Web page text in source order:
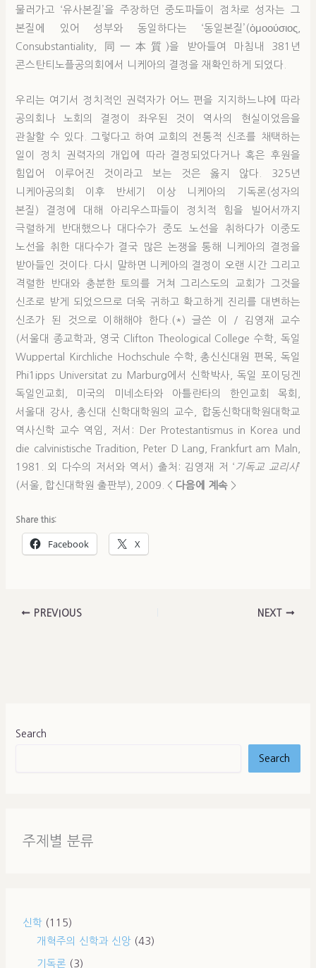
물러가고 ‘유사본질’을 주장하던 중도파들이 점차로 성자는 그
본질에 있어 성부와 동일하다는 ‘동일본질’(ὁμοούσιος,
Consubstantiality, 同一本質)을 받아들여 마침내 381년
콘스탄티노플공의회에서 니케아의 결정을 재확인하게 되었다.
우리는 여기서 정치적인 권력자가 어느 편을 지지하느냐에 따라
공의회나 노회의 결정이 좌우된 것이 역사의 현실이었음을
관찰할 수 있다. 그렇다고 하여 교회의 전통적 신조를 채택하는
일이 정치 권력자의 개입에 따라 결정되었다거나 혹은 후원을
힘입어 이루어진 것이라고 보는 것은 옳지 않다. 325년
니케아공의회 이후 반세기 이상 니케아의 기독론(성자의
본질) 결정에 대해 아리우스파들이 정치적 힘을 빌어서까지
극렬하게 반대했으나 대다수가 중도 노선을 취하다가 이중도
노선을 취한 대다수가 결국 많은 논쟁을 통해 니케아의 결정을
받아들인 것이다. 다시 말하면 니케아의 결정이 오랜 시간 그리고
격렬한 반대와 충분한 토의를 거쳐 그리스도의 교회가 그것을
신조로 받게 되었으므로 더욱 귀하고 확고하게 진리를 대변하는
신조가 된 것으로 이해해야 한다.(*) 글쓴 이 / 김영재 교수
(서울대 종교학과, 영국 Clifton Theological College 수학, 독일
Wuppertal Kirchliche Hochschule 수학, 총신신대원 편목, 독일
Phi1ipps Universitat zu Marburg에서 신학박사, 독일 포이딩겐
독일인교회, 미국의 미네소타와 아틀란타의 한인교회 목회,
서울대 강사, 총신대 신학대학원의 교수, 합동신학대학원대학교
역사신학 교수 역임, 저서: Der Protestantismus in Korea und
die calvinistische Tradition, Peter D Lang, Frankfurt am Maln,
1981. 외 다수의 저서와 역서) 출처: 김영재 저 ‘ 기독교 교리사’
(서울, 합신대학원 출판부), 2009. < 다음에 계속 >
Share this:
Facebook X
PREVIOUS NEXT
Search
Search
주제별 분류
신학 (115)
개혁주의 신학과 신앙 (43)
기독론 (3)